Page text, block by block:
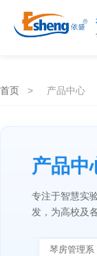
首页 > 产品中心
产品中
专注于智慧实
发，为高校及
琴房管理系